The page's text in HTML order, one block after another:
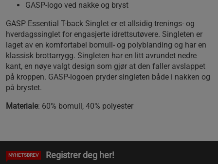
GASP-logo ved nakke og bryst
GASP Essential T-back Singlet er et allsidig trenings- og
hverdagssinglet for engasjerte idrettsutøvere. Singleten er
laget av en komfortabel bomull- og polyblanding og har en
klassisk brottarrygg. Singleten har en litt avrundet nedre
kant, en nøye valgt design som gjør at den faller avslappet
på kroppen. GASP-logoen pryder singleten både i nakken og
på brystet.
Materiale: 60% bomull, 40% polyester
NYHETSBREV Registrer deg her!